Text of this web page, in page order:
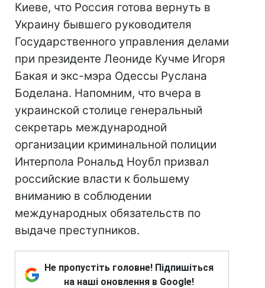
Киеве, что Россия готова вернуть в
Украину бывшего руководителя
Государственного управления делами
при президенте Леониде Кучме Игоря
Бакая и экс-мэра Одессы Руслана
Боделана. Напомним, что вчера в
украинской столице генеральный
секретарь международной
организации криминальной полиции
Интерпола Рональд Ноубл призвал
российские власти к большему
вниманию в соблюдении
международных обязательств по
выдаче преступников.
Не пропустіть головне! Підпишіться
на наші оновлення в Google!